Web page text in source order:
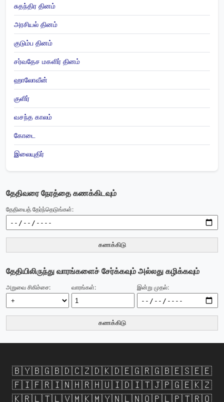
சுதந்திர தினம்
அரசியல் தினம்
குடும்ப தினம்
சர்வதேச மகளிர் தினம்
ஹாலோவீன்
குளிர்
வசந்த காலம்
கோடை
இலையுதிர்
தேதிவரை நேரத்தை கணக்கிடவும்
தேதியைத் தேர்ந்தெடுங்கள்:
கணக்கிடு
தேதியிலிருந்து வாரங்களைச் சேர்க்கவும் அல்லது கழிக்கவும்
அறுவை சிகிச்சை: வாரங்கள்: இன்று முதல்:
கணக்கிடு
🇧🇾🇧🇬🇧🇩🇨🇿🇩🇰🇩🇪🇬🇷🇬🇧🇪🇸🇪🇪
🇫🇮🇫🇷🇮🇳🇭🇷🇭🇺🇮🇩🇮🇹🇯🇵🇬🇪🇰🇿
🇰🇷🇱🇹🇱🇻🇲🇰🇲🇾🇳🇱🇳🇴🇵🇱🇵🇹🇷🇴